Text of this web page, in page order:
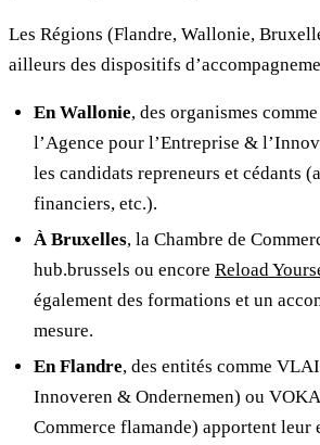
Les Régions (Flandre, Wallonie,
ailleurs des dispositifs
En Wallonie, des organismes
l’Agence pour l’Entreprise &
les candidats repreneurs et cédants
financiers, etc.).
À Bruxelles, la Chambre de
hub.brussels ou encore Reload
également des formations et un
mesure.
En Flandre, des entités comme
Innoveren & Ondernemen) ou
Commerce flamande) apportent leur